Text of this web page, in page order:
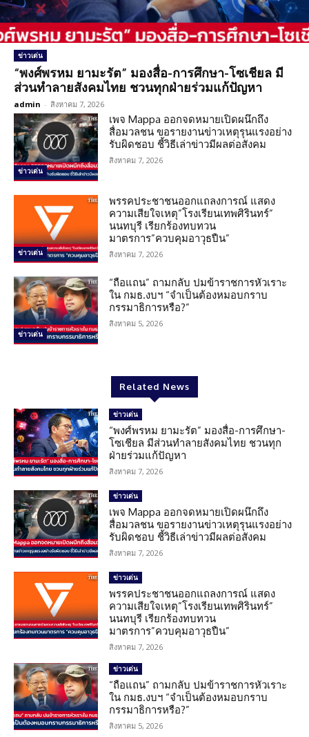
ข่าวเด่น
“พงศ์พรหม ยามะรัต” มองสื่อ-การศึกษา-โซเชียล มี
ส่วนทำลายสังคมไทย ชวนทุกฝ่ายร่วมแก้ปัญหา
admin - สิงหาคม 7, 2026
ข่าวเด่น
เพจ Mappa ออกจดหมายเปิดผนึกถึง
สื่อมวลชน ขอรายงานข่าวเหตุรุนแรงอย่าง
รับผิดชอบ ชี้วิธีเล่าข่าวมีผลต่อสังคม
สิงหาคม 7, 2026
ข่าวเด่น
พรรคประชาชนออกแถลงการณ์ แสดง
ความเสียใจเหตุ”โรงเรียนเทพศิรินทร์”
นนทบุรี เรียกร้องทบทวน
มาตรการ”ควบคุมอาวุธปืน”
สิงหาคม 7, 2026
ข่าวเด่น
“ถือแถน” ถามกลับ ปมข้าราชการหัวเราะ
ใน กมธ.งบฯ “จำเป็นต้องหมอบกราบ
กรรมาธิการหรือ?”
สิงหาคม 5, 2026
Related News
ข่าวเด่น
“พงศ์พรหม ยามะรัต” มองสื่อ-การศึกษา-
โซเชียล มีส่วนทำลายสังคมไทย ชวนทุก
ฝ่ายร่วมแก้ปัญหา
สิงหาคม 7, 2026
ข่าวเด่น
เพจ Mappa ออกจดหมายเปิดผนึกถึง
สื่อมวลชน ขอรายงานข่าวเหตุรุนแรงอย่าง
รับผิดชอบ ชี้วิธีเล่าข่าวมีผลต่อสังคม
สิงหาคม 7, 2026
ข่าวเด่น
พรรคประชาชนออกแถลงการณ์ แสดง
ความเสียใจเหตุ”โรงเรียนเทพศิรินทร์”
นนทบุรี เรียกร้องทบทวน
มาตรการ”ควบคุมอาวุธปืน”
สิงหาคม 7, 2026
ข่าวเด่น
“ถือแถน” ถามกลับ ปมข้าราชการหัวเราะ
ใน กมธ.งบฯ “จำเป็นต้องหมอบกราบ
กรรมาธิการหรือ?”
สิงหาคม 5, 2026